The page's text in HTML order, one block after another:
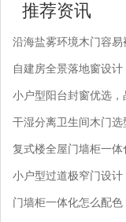
推荐资讯
沿海盐雾环境木门容
自建房全景落地窗设
小户型阳台封窗优选
干湿分离卫生间木门
复式楼全屋门墙柜一
小户型过道极窄门设
门墙柜一体化怎么配